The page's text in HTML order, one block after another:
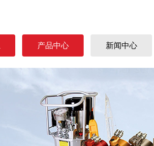
产品中心 新闻中心